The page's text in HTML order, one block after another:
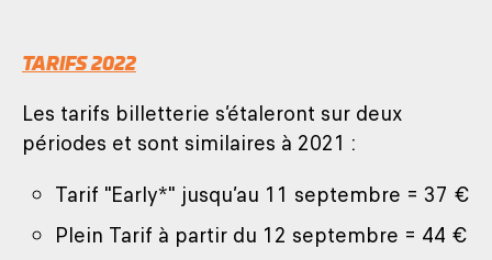
TARIFS 2022
Les tarifs billetterie s’étaleront sur deux
périodes et sont similaires à 2021 :
Tarif "Early*" jusqu’au 11 septembre = 37 €
Plein Tarif à partir du 12 septembre = 44 €